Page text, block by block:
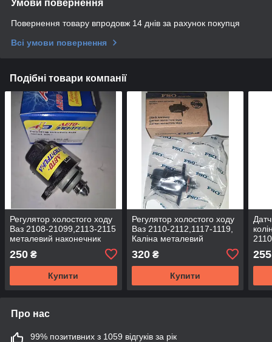
Умови повернення
Повернення товару впродовж 14 днів за рахунок покупця
Всі умови повернення
Подібні товари компанії
Регулятор холостого ходу
Ваз 2108-21099,2113-2115
металевий наконечник
250 ₴
Купити
Регулятор холостого ходу
Ваз 2110-2112,1117-1119,
Каліна металевий
320₴
Купити
255
Про нас
99% позитивних з 1059 відгуків за рік